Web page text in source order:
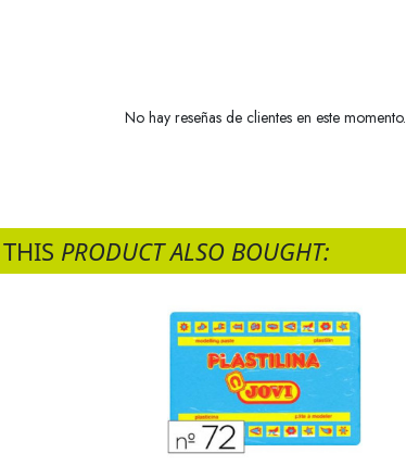
No hay reseñas de clientes en este momento.
PRODUCT ALSO BOUGHT: